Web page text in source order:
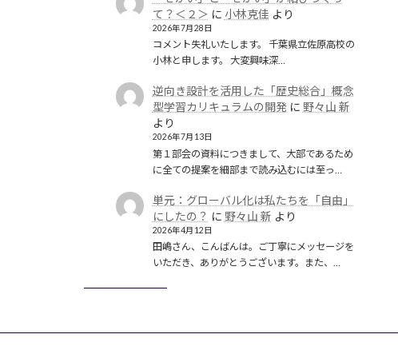
て？＜２＞ に 小林克佳 より
2026年7月28日
コメント失礼いたします。 千葉県立佐原高校の
小林と申します。 大変興味深…
逆向き設計を活用した「歴史総合」概念
型学習カリキュラムの開発に 野々山 新
より
2026年7月13日
第１部会の資料につきまして、大部であるため
に全ての提案を細部まで読み込むには至っ…
単元：グローバル化は私たちを「自由」
にしたの？ に 野々山 新 より
2026年4月12日
田嶋さん、こんばんは。ご丁寧にメッセージを
いただき、ありがとうございます。また、…